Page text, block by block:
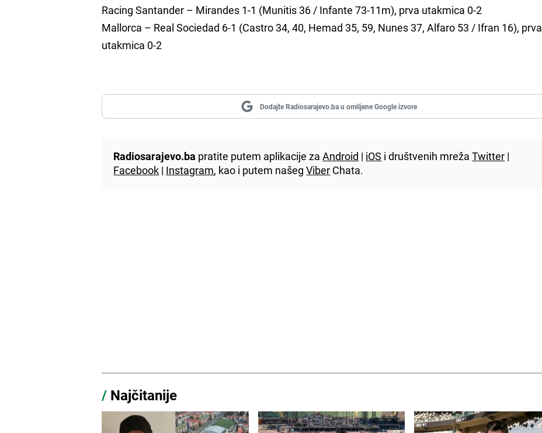
Racing Santander – Mirandes 1-1 (Munitis 36 / Infante 73-11m), prva utakmica 0-2
Mallorca – Real Sociedad 6-1 (Castro 34, 40, Hemad 35, 59, Nunes 37, Alfaro 53 / Ifran 16), prva
utakmica 0-2
Dodajte Radiosarajevo.ba u omiljene Google izvore
Radiosarajevo.ba pratite putem aplikacije zaAndroid | iOS i društvenih mrežaTwitter |
Facebook | Instagram, kao i putem našegViber Chata.
/ Najčitanije